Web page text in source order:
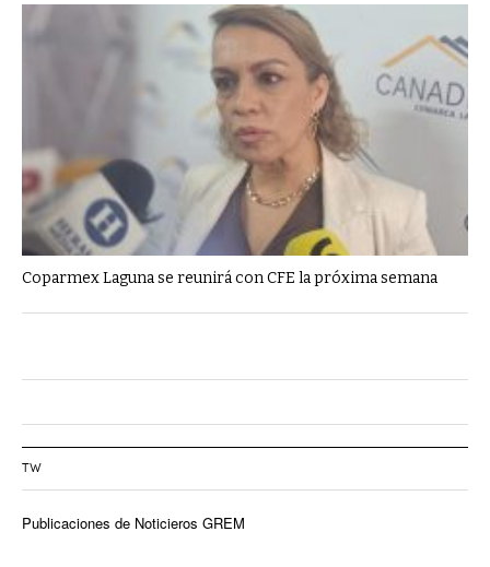
Coparmex Laguna se reunirá con CFE la próxima semana
TW
Publicaciones de Noticieros GREM